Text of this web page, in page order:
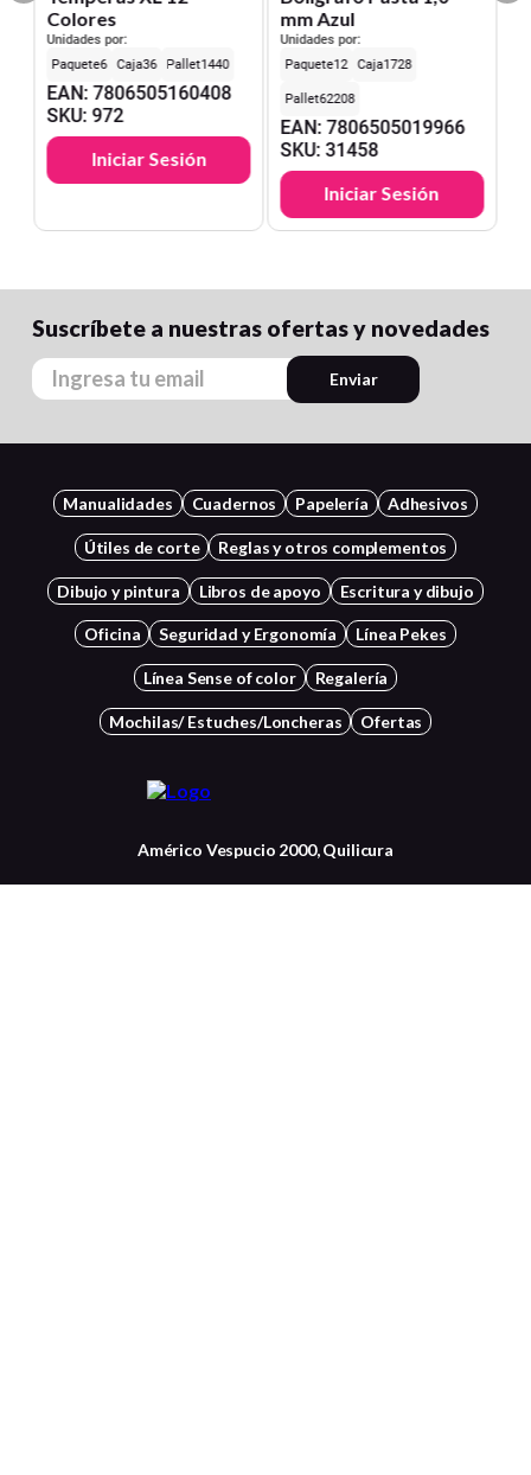
Colores
Unidades por:
6
36 1440
EAN:7806505160408
SKU:972
Iniciar Sesión
mm Azul
Unidades por:
12
1728
62208
EAN:7806505019966
SKU:31458
Iniciar Sesión
Suscríbete a nuestras ofertas y novedades
Enviar
Manualidades Cuadernos Papelería Adhesivos
Útiles de corte Reglas y otros complementos
Dibujo y pintura Libros de apoyo Escritura y dibujo
Oficina Seguridad y Ergonomía Línea Pekes
Línea Sense of color Regalería
Mochilas/ Estuches/Loncheras Ofertas
Américo Vespucio 2000, Quilicura